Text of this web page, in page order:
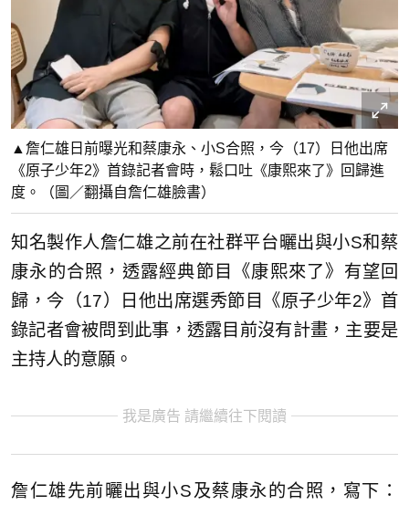
▲詹仁雄日前曝光和蔡康永、小S合照，今（17）日他出席
《原子少年2》首錄記者會時，鬆口吐《康熙來了》回歸進
度。（圖／翻攝自詹仁雄臉書）
知名製作人詹仁雄之前在社群平台曬出與小S和蔡
康永的合照，透露經典節目《康熙來了》有望回
歸，今（17）日他出席選秀節目《原子少年2》首
錄記者會被問到此事，透露目前沒有計畫，主要是
主持人的意願。
我是廣告 請繼續往下閱讀
詹仁雄先前曬出與小S及蔡康永的合照，寫下：